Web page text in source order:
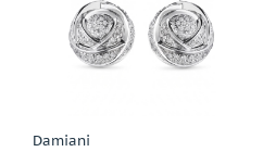
Damiani